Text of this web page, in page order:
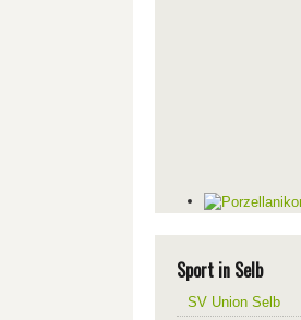
Sport in Selb
SV Union Selb